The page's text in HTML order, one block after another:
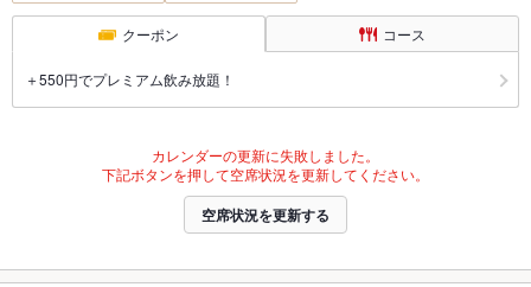
クーポン コース
＋550円でプレミアム飲み放題！
カレンダーの更新に失敗しました。
下記ボタンを押して空席状況を更新してください。
空席状況を更新する